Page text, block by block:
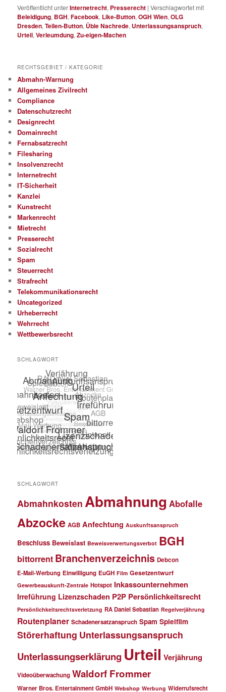
Veröffentlicht unterInternetrecht, Presserecht |Verschlagwortet mit
Beleidigung, BGH,Facebook, Like-Button,OGH Wien,OLG
Dresden,Teilen-Button, Üble Nachrede, Unterlassungsanspruch,
Urteil,Verleumdung,Zu-eigen-Machen
RECHTSGEBIET / KATEGORIE
Abmahn-Warnung
Allgemeines Zivilrecht
Compliance
Datenschutzrecht
Designrecht
Domainrecht
Fernabsatzrecht
Filesharing
Insolvenzrecht
Internetrecht
IT-Sicherheit
Kanzlei
Kunstrecht
Markenrecht
Mietrecht
Presserecht
Sozialrecht
Spam
Steuerrecht
Strafrecht
Telekommunikationsrecht
Uncategorized
Urheberrecht
Wehrrecht
Wettbewerbsrecht
SCHLAGWORT
SCHLAGWORT
Abmahnkosten Abmahnung Abofalle
Abzocke AGB Anfechtung Auskunftsanspruch
Beschluss Beweislast Beweisverwertungsverbot BGH
bittorrent Branchenverzeichnis Debcon
E-Mail-Werbung Einwilligung EuGH Film Gesetzentwurf
Gewerbeauskunft-Zentrale Hotspot Inkassounternehmen
Irreführung Lizenzschaden P2P Persönlichkeitsrecht
Persönlichkeitsrechtsverletzung RA Daniel Sebastian Regelverjährung
Routenplaner Schadenersatzanspruch Spam Spielfilm
Störerhaftung Unterlassungsanspruch
Unterlassungserklärung Urteil Verjährung
Videoüberwachung Waldorf Frommer
Warner Bros. Entertainment GmbH Webshop Werbung Widerrufsrecht